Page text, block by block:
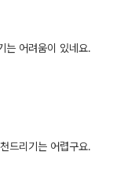
는 어려움이 있네요.
드리기는 어렵구요.